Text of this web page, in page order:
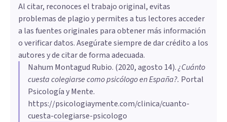
Al citar, reconoces el trabajo original, evitas
problemas de plagio y permites a tus lectores acceder
a las fuentes originales para obtener más información
o verificar datos. Asegúrate siempre de dar crédito a los
autores y de citar de forma adecuada.
Nahum Montagud Rubio. (2020, agosto 14).¿Cuánto
cuesta colegiarse como psicólogo en España?. Portal
Psicología y Mente.
https://psicologiaymente.com/clinica/cuanto-
cuesta-colegiarse-psicologo